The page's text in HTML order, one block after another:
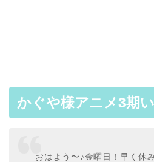
かぐや様アニメ3期
おはよう〜♪金曜日！早く休